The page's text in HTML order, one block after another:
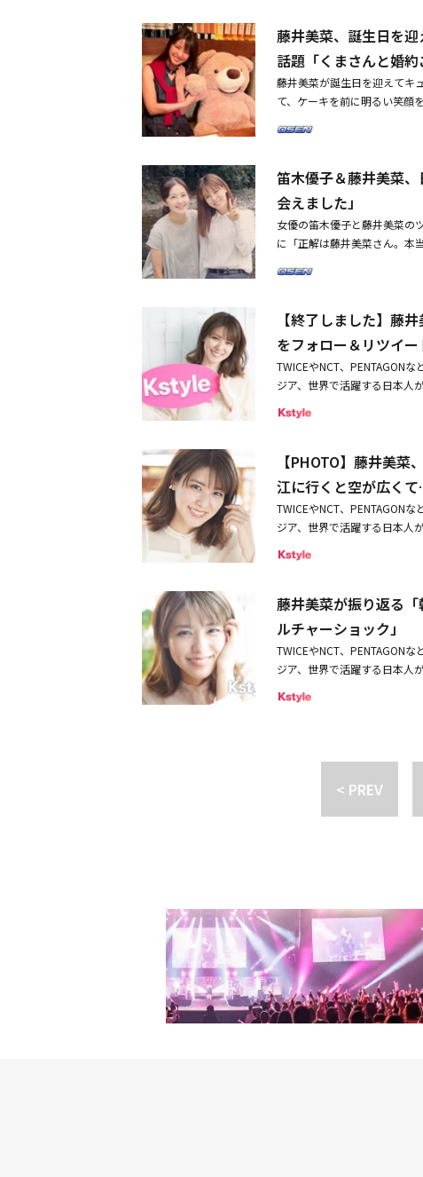
がない」と話し、藤井美菜も
が、ここでしか感じられない
美菜「冬のソナタ」を見て韓
YunBら出演のバラエティ番
を語る
のシン・ヒョンジは、「挑戦
視線を集める。このようにど
は、生食チェーンのトップに
激を受けたプレイヤーたちと
る。
「SHOW ME THE MONEY」
に、彼はアメリカのブリガム
でも注目を集めた。チャンネ
ィ番組「私の友達は私より賢
公開されて話題を集めたサバ
む出演者として挙げられる
活躍したアナウンサーのパク
に出演した配信者Pi、tvNサ
ーのホン・ジノら、14人が出
め、藤井美菜とソ・チュルグ
ゲーム」シーズン2は、28日
藤井美菜、誕生日を
話題「くまさんと婚約
藤井美菜が誕生日を迎えてキ
て、ケーキを前に明るい笑顔
つのってあっという間だねぇ
んで。日々、できる限りのこ
ら！」と心境を明かした。続
がとうございます！ これから
ました。良い1年になりそう
見せて婚約を発表したような
されたドラマ「しずかちゃん
笛木優子＆藤井美菜
会えました」
女優の笛木優子と藤井美菜の
に「正解は藤井美菜さん。本
そ。藤井美菜ちゃんと！」と
た。#笛木優子さん、#そし
見たネットユーザーたちは「
た。・アン・ボヒョン＆笛木
し入れを希望？・藤井美菜が
ショック」
【終了しました】藤
をフォロー＆リツイー
TWICEやNCT、PENTAGON
ジア、世界で活躍する日本人
ートした「ドクター探偵」な
ったのでは？ 今回、なぜ韓
ったのか、そして韓国で活動
さんから直筆サイン入りポラ
が振り返る「韓国でのチャン
ュー】藤井美菜が恋しい韓国
菜、きっかけは冬ソナ！韓
ラのツイートをRTするだけ
～ 5月14日（金） 11：00ま
s） をフォローしていること
する注意事項に同意いただけ
い。・当選者の方にはKstyle
ーン対象外とさせていただ
ません。※当選発表は、当選
あたっては、必ず弊社個人情
絡いただく住所、氏名、電話
終了後は弊社の定める方法に
トに関しての全ての費用はお
すのでご注意ください。・応
絡不能などの場合。・本キャ
売・譲渡することは禁止して
【PHOTO】藤井美
江に行くと空が広くて
TWICEやNCT、PENTAGON
ジア、世界で活躍する日本人
トした「ドクター探偵」など
なぜ韓国で活動をはじめたの
で活動していた頃の思い出話
でのチャンス」「過酷すぎる
恋しい韓国とは？一問一答を
入りポラを3名様に！応募は
ー探偵」◯TSUTAYA先行レ
る人へ～」ポン・テギュ（
藤井美菜が振り返る
ルチャーショック」
TWICEやNCT、PENTAGON
ジア、世界で活躍する日本人
トした「ドクター探偵」など
で活動していた頃の思い出
は？一問一答を大公開！大好
まず、韓国に初めて興味を
を学びはじめました。そんな
先生との距離が近い状態で韓
ドラマに出会って、そこから
ですね。――「冬ソナ」がきっ
菜：たまたま入ったのが文学
た。当初はドラマとか映画を
繋げたいという気持ちは正直
お見せして、合格することが
ン。～Rainbow Rose～」が
菜：このドラマの撮影で初
していただけだったので、
< PREV